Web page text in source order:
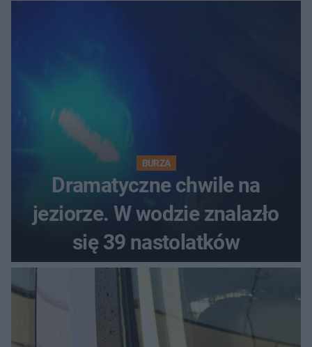
BURZA
Dramatyczne chwile na
jeziorze. W wodzie znalazło
się 39 nastolatków